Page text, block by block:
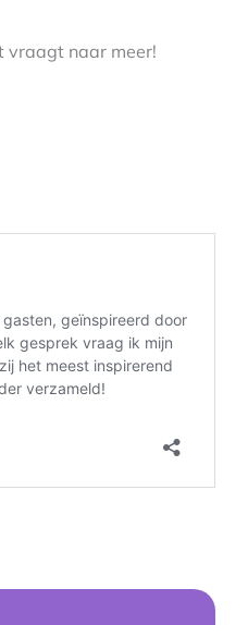
vraagt naar meer!